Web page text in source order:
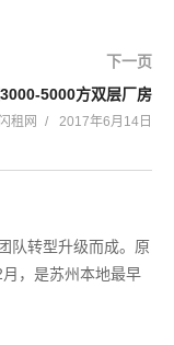
下一页
5000方双层厂房
闪租网 2017年6月14日
队转型升级而成。原
，是苏州本地最早